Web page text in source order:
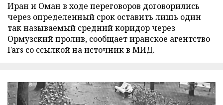
Иран и Оман в ходе переговоров договорились
через определенный срок оставить лишь один
так называемый средний коридор через
Ормузский пролив, сообщает иранское агентство
Fars со ссылкой на источник в МИД.